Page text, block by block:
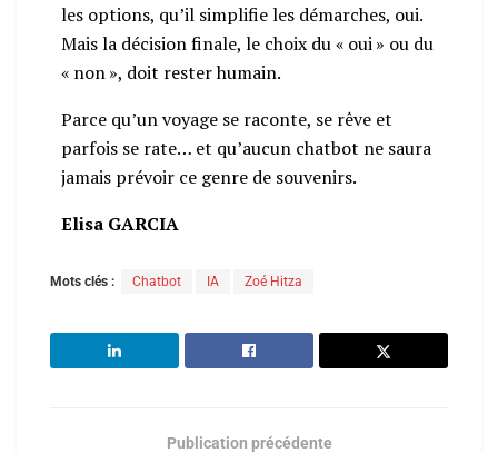
les options, qu’il simplifie les démarches, oui.
Mais la décision finale, le choix du « oui » ou du
« non », doit rester humain.
Parce qu’un voyage se raconte, se rêve et
parfois se rate… et qu’aucun chatbot ne saura
jamais prévoir ce genre de souvenirs.
Elisa GARCIA
Mots clés : Chatbot IA Zoé Hitza
Publication précédente